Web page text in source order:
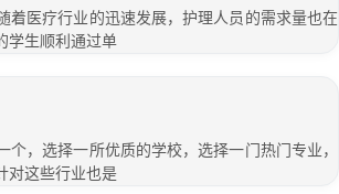
着医疗行业的迅速发展，护理人员的需求量也在
学生顺利通过单
，选择一所优质的学校，选择一门热门专业，
对这些行业也是